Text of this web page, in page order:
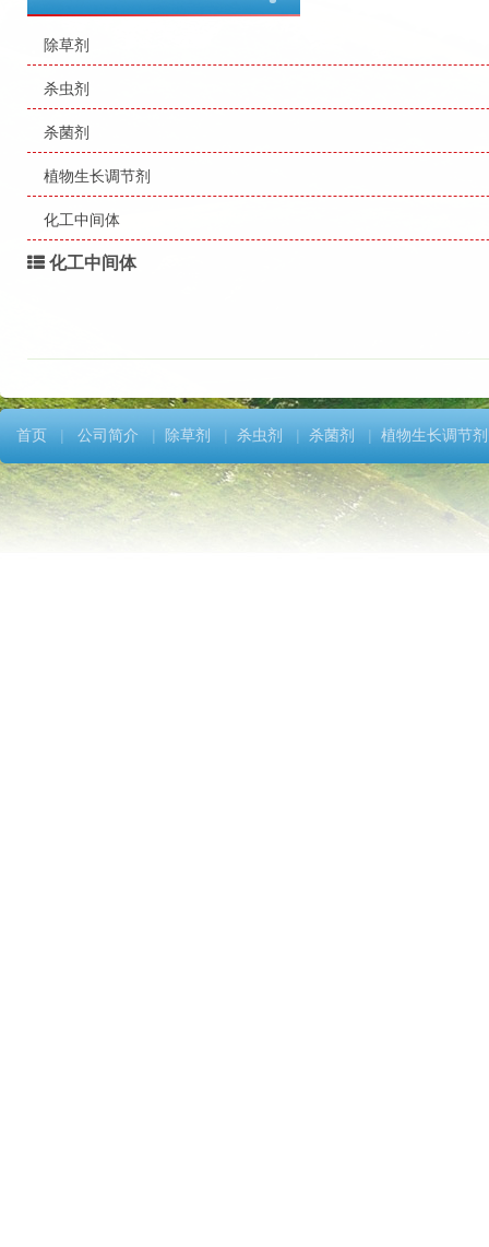
除草剂
杀虫剂
杀菌剂
植物生长调节剂
化工中间体
化工中间体
首页 | 公司简介 | 除草剂 | 杀虫剂 | 杀菌剂 | 植物生长调节剂